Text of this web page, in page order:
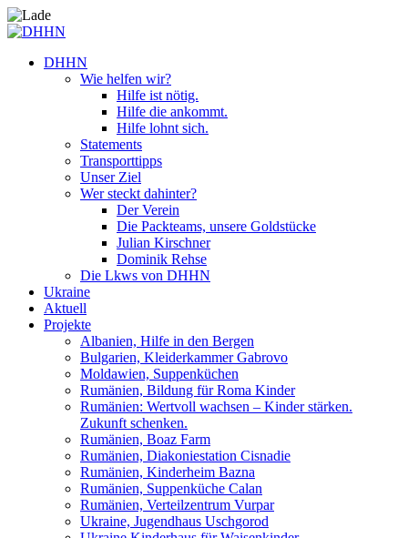
DHHN
Wie helfen wir?
Hilfe ist nötig.
Hilfe die ankommt.
Hilfe lohnt sich.
Statements
Transporttipps
Unser Ziel
Wer steckt dahinter?
Der Verein
Die Packteams, unsere Goldstücke
Julian Kirschner
Dominik Rehse
Die Lkws von DHHN
Ukraine
Aktuell
Projekte
Albanien, Hilfe in den Bergen
Bulgarien, Kleiderkammer Gabrovo
Moldawien, Suppenküchen
Rumänien, Bildung für Roma Kinder
Rumänien: Wertvoll wachsen – Kinder stärken.
Zukunft schenken.
Rumänien, Boaz Farm
Rumänien, Diakoniestation Cisnadie
Rumänien, Kinderheim Bazna
Rumänien, Suppenküche Calan
Rumänien, Verteilzentrum Vurpar
Ukraine, Jugendhaus Uschgorod